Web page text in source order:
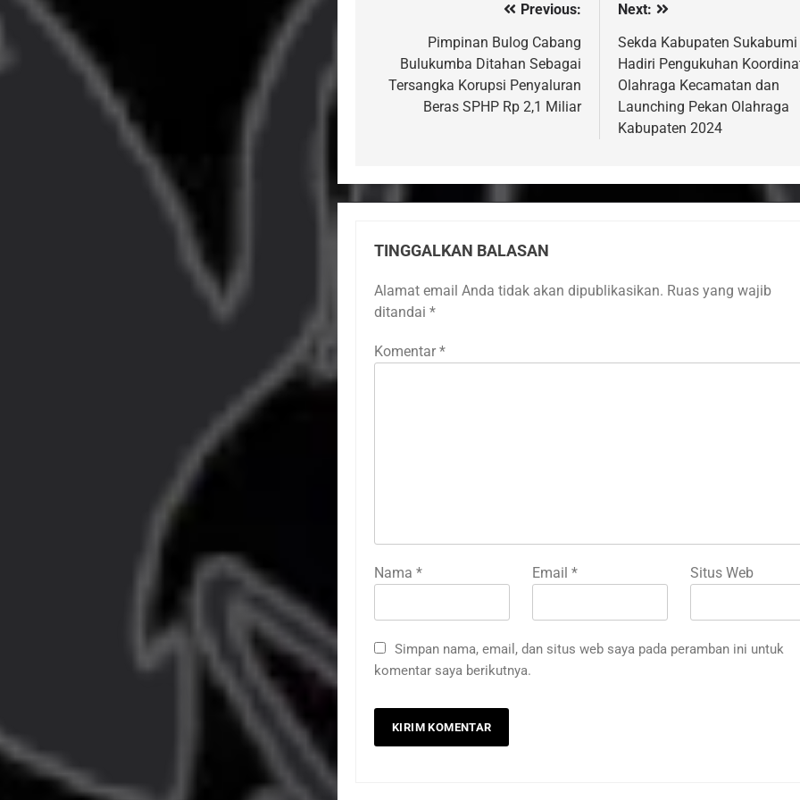
Previous:
Pimpinan Bulog Cabang
Bulukumba Ditahan Sebagai
Tersangka Korupsi Penyaluran
Beras SPHP Rp 2,1 Miliar
Next:
Sekda Kabupaten Sukabumi
Hadiri Pengukuhan
Olahraga Kecamatan dan
Launching Pekan Olahraga
Kabupaten 2024
TINGGALKAN BALASAN
Alamat email Anda tidak akan dipublikasikan. Ruas yang wajib
ditandai *
Komentar *
Nama * Email* Situs Web
Simpan nama, email, dan situs web saya pada peramban ini untuk
komentar saya berikutnya.